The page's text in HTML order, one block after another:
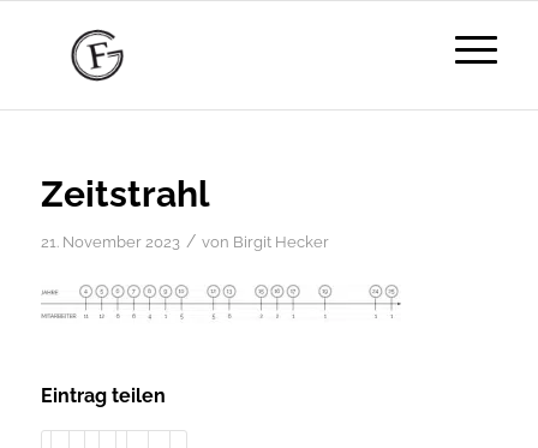
Zeitstrahl
21. November 2023 / von Birgit Hecker
Eintrag teilen